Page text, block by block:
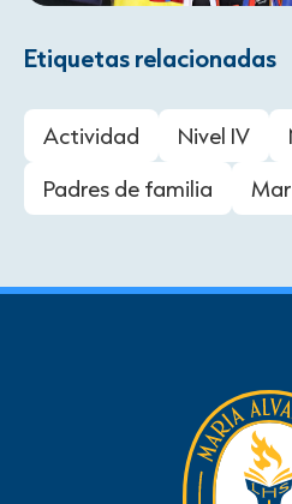
Etiquetas relacionadas
Actividad Nivel IV
Padres de familia